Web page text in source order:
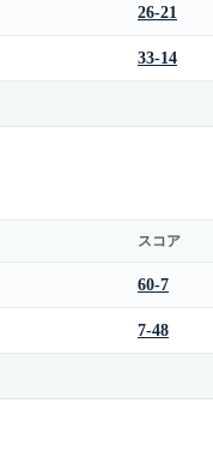
26-21
33-14
スコア
60-7
7-48